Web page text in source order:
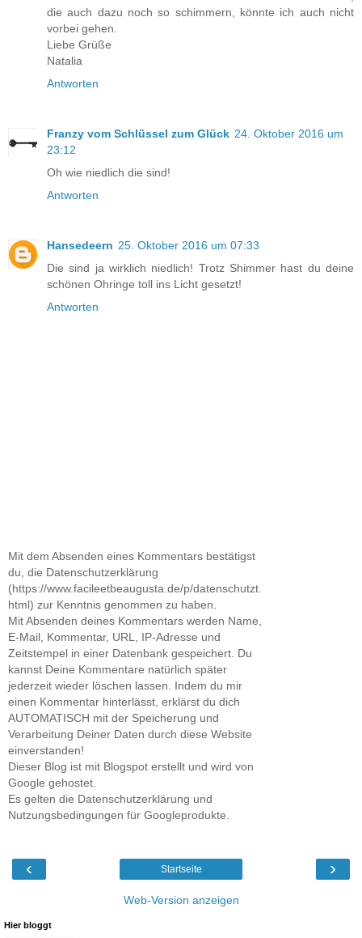
die auch dazu noch so schimmern, könnte ich auch nicht
vorbei gehen.
Liebe Grüße
Natalia
Antworten
Franzy vom Schlüssel zum Glück 24. Oktober 2016 um
23:12
Oh wie niedlich die sind!
Antworten
Hansedeern 25. Oktober 2016 um 07:33
Die sind ja wirklich niedlich! Trotz Shimmer hast du deine
schönen Ohringe toll ins Licht gesetzt!
Antworten
Mit dem Absenden eines Kommentars bestätigst
du, die Datenschutzerklärung
(https://www.facileetbeaugusta.de/p/datenschutzt.
html) zur Kenntnis genommen zu haben.
Mit Absenden deines Kommentars werden Name,
E-Mail, Kommentar, URL, IP-Adresse und
Zeitstempel in einer Datenbank gespeichert. Du
kannst Deine Kommentare natürlich später
jederzeit wieder löschen lassen. Indem du mir
einen Kommentar hinterlässt, erklärst du dich
AUTOMATISCH mit der Speicherung und
Verarbeitung Deiner Daten durch diese Website
einverstanden!
Dieser Blog ist mit Blogspot erstellt und wird von
Google gehostet.
Es gelten die Datenschutzerklärung und
Nutzungsbedingungen für Googleprodukte.
‹ ›
Startseite
Web-Version anzeigen
Hier bloggt